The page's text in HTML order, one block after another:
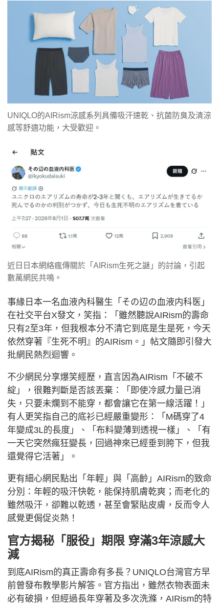
UNIQLO的AIRism涼感系列具備吸汗速乾、抗菌防臭及清涼
感等舒適功能，大受歡迎。
近日日本網絡瘋傳關於「AIRism生死之謎」的討論，引起
數萬網民共鳴。
事緣日本一名血液內科醫生「その辺の血液内科医」
在社交平台X發文，笑指：「雖然聽說AIRism的壽命
只有2至3年，但我根本分不清它到底是生是死，今天
依然穿著『生死不明』的AIRism。」帖文隨即引發大
批網民熱烈迴響。
不少網民分享爆笑經歷，直言因為AIRism「不破不
綻」，很難判斷是否該丟棄：「即使冷感力量已消
失，只要未爛到不能穿，都會讓它在第一線活躍！」
有人更笑指自己的底衫已經嚴重變形：「M碼穿了4
年變成3L的長度」、「布料變薄到透視一樣」、「有
一天它突然瘋狂變長，回過神來已經垂到胯下，但我
還覺得它活著」。
更有細心網民點出「年輕」與「高齡」AIRism的致命
分別：年輕的吸汗快乾，能保持肌膚乾爽；而老化的
雖然吸汗，卻難以乾透，甚至會緊貼皮膚，反而令人
感覺更侷促炎熱！
官方揭秘「服役」期限 穿滿3年涼感大
減
到底AIRism的真正壽命有多長？UNIQLO台灣官方早
前曾發布教學影片解答。官方指出，雖然衣物表面未
必有破損，但經過長年穿著及多次洗滌，AIRism的特